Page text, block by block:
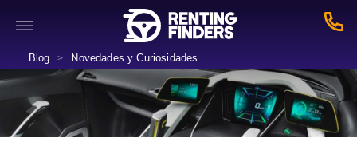
Blog > Novedades y Curiosidades